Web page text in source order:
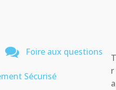
Foire aux questions
Sécurisé
r
a